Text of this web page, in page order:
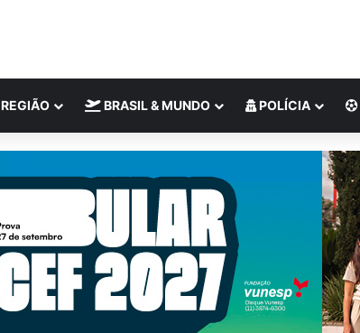
REGIÃO BRASIL & MUNDO POLÍCIA